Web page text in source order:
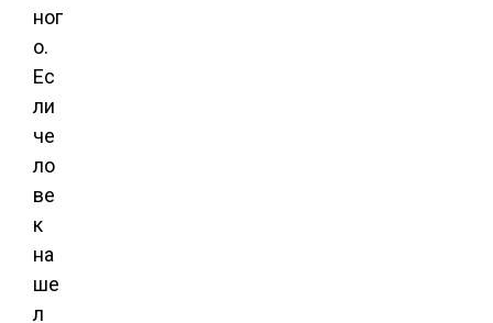
ног
о.
Ес
ли
че
ло
ве
к
на
ше
л